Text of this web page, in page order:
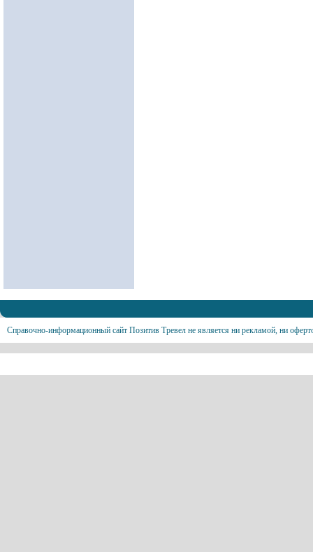
Справочно-информационный сайт Позитив Тревел не является ни рекламой, ни